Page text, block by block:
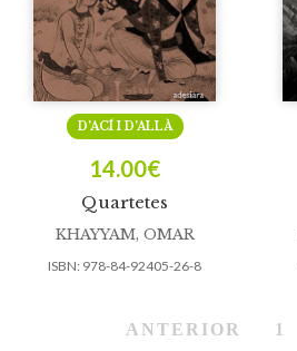
Quartetes
D’ACÍ I D’ALLÀ
14.00€
KHAYYAM, OMAR
ISBN: 978-84-92405-26-8
ANTERIOR 1